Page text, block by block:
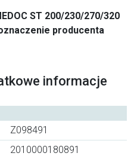
ST 200/230/270/320
producenta
informacje
Z098491
2010000180891